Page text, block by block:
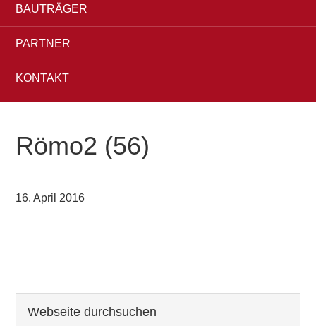
BAUTRÄGER
PARTNER
KONTAKT
Römo2 (56)
16. April 2016
Seitenspalte
durchsuchen